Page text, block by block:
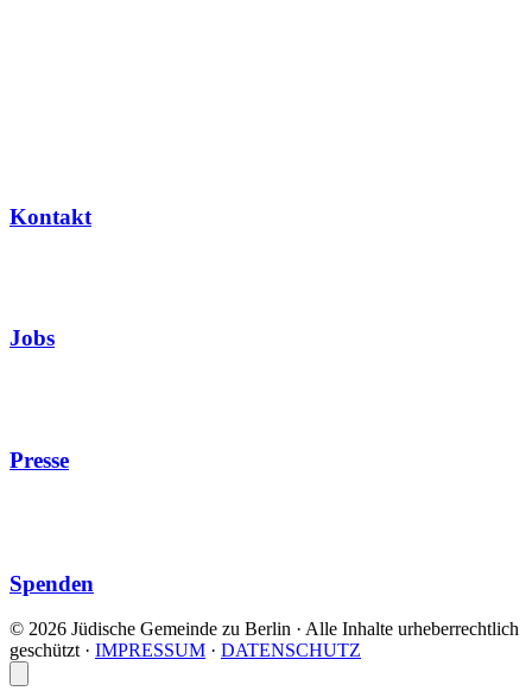
Kontakt
Jobs
Presse
Spenden
© 2026 Jüdische Gemeinde zu Berlin · Alle Inhalte urheberrechtlich
geschützt · IMPRESSUM · DATENSCHUTZ